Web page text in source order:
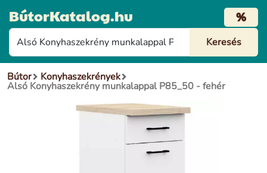
BútorKatalog.hu %
Bútor Konyhaszekrények
Alsó Konyhaszekrény munkalappal P85_50 - fehér